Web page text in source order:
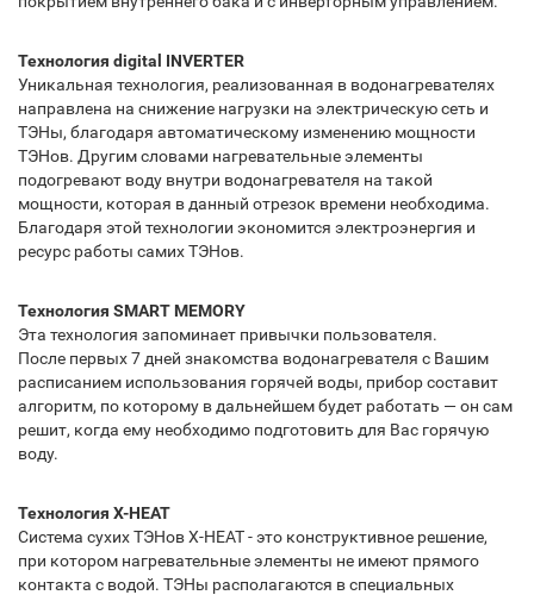
Технология digital INVERTER
Уникальная технология, реализованная в водонагревателях
направлена на снижение нагрузки на электрическую сеть и
ТЭНы, благодаря автоматическому изменению мощности
ТЭНов. Другим словами нагревательные элементы
подогревают воду внутри водонагревателя на такой
мощности, которая в данный отрезок времени необходима.
Благодаря этой технологии экономится электроэнергия и
ресурс работы самих ТЭНов.
Технология SMART MEMORY
Эта технология запоминает привычки пользователя.
После первых 7 дней знакомства водонагревателя с Вашим
расписанием использования горячей воды, прибор составит
алгоритм, по которому в дальнейшем будет работать — он сам
решит, когда ему необходимо подготовить для Вас горячую
воду.
Технология X-HEAT
Система сухих ТЭНов X-HEAT - это конструктивное решение,
при котором нагревательные элементы не имеют прямого
контакта с водой. ТЭНы располагаются в специальных